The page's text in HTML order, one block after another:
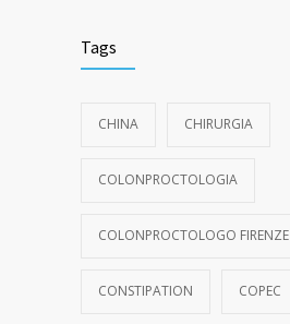
Tags
CHINA CHIRURGIA
COLONPROCTOLOGIA
COLONPROCTOLOGO FIRENZE
CONSTIPATION COPEC